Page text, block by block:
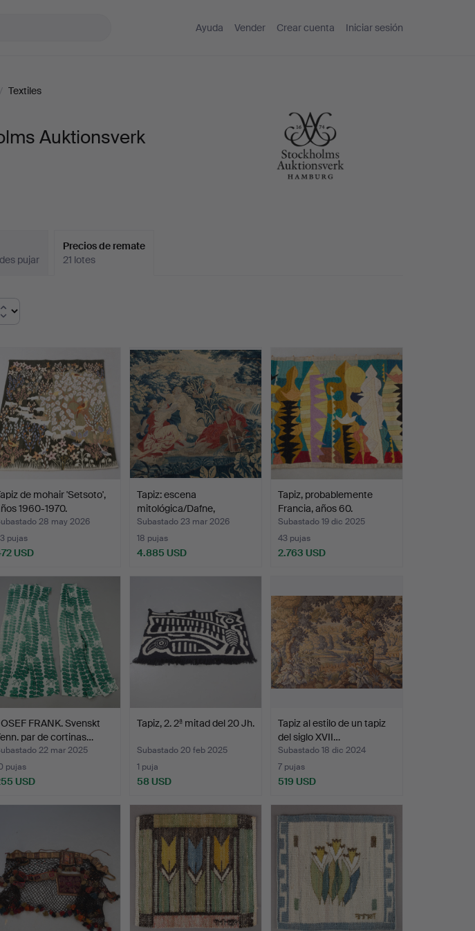
Ayuda Vender Crear cuenta Iniciar sesión
/ Textiles
Auktionsverk
pujar
Precios de remate
21 lotes
de mohair 'Setsoto',
1960-1970.
28 may 2026
pujas
USD
Tapiz: escena
mitológica/Dafne,
Bruselas a…
Subastado 23 mar 2026
18 pujas
4.885 USD
Tapiz, probablemente
Francia, años 60.
Subastado 19 dic 2025
43 pujas
2.763 USD
FRANK. Svenskt
par de cortinas…
22 mar 2025
pujas
USD
Tapiz, 2. 2ª mitad del 20 Jh.
Subastado 20 feb 2025
1 puja
58 USD
Tapiz al estilo de un tapiz
del siglo XVII…
Subastado 18 dic 2024
7 pujas
519 USD